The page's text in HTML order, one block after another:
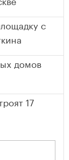
с
домов
17